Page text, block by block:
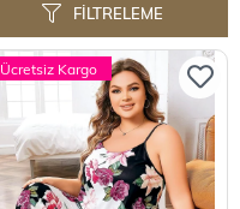
FILTRELEME
Ücretsiz Kargo